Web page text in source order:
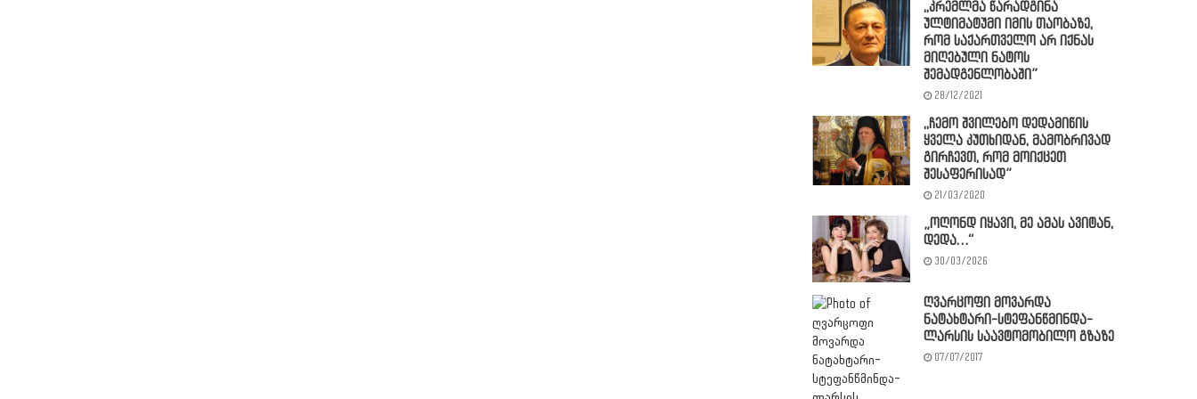
,,კრემლმა წარადგინა
ულტიმატუმი იმის თაობაზე,
რომ საქართველო არ იქნას
მიღებული ნატოს
შემადგენლობაში”
28/12/2021
,,ჩემო შვილებო დედამიწის
ყველა კუთხიდან, მამობრივად
გირჩევთ, რომ მოიქცეთ
შესაფერისად”
21/03/2020
„ოღონდ იყავი, მე ამას ავიტან,
დედა…“
30/03/2026
ღვარცოფი მოვარდა
ნატახტარი-სტეფანწმინდა-
ლარსის საავტომობილო გზაზე
07/07/2017